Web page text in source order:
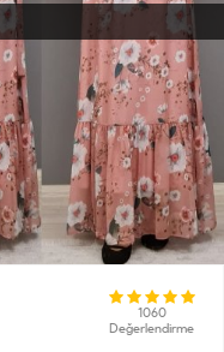
1060
Değerlendirme